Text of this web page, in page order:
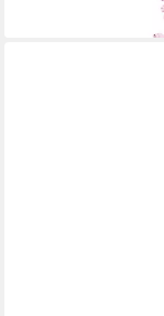
lieferbar - in 3-4